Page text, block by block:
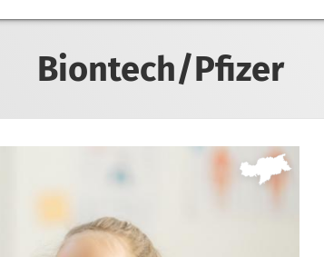
Biontech/Pfizer